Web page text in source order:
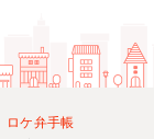
ロケ弁手帳